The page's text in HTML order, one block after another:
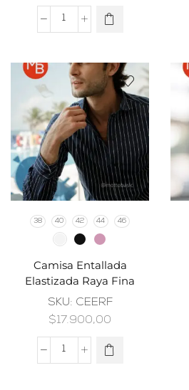
38 40 42 44 46
Camisa Entallada
Elastizada Raya Fina
SKU: CEERF
$17.900,00